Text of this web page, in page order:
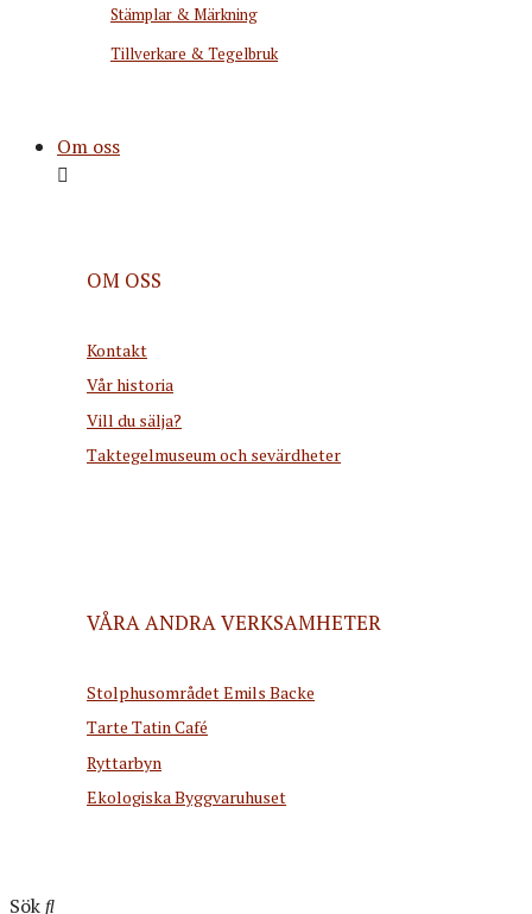
Stämplar & Märkning
Tillverkare & Tegelbruk
Om oss
OM OSS
Kontakt
Vår historia
Vill du sälja?
Taktegelmuseum och sevärdheter
VÅRA ANDRA VERKSAMHETER
Stolphusområdet Emils Backe
Tarte Tatin Café
Ryttarbyn
Ekologiska Byggvaruhuset
Sök